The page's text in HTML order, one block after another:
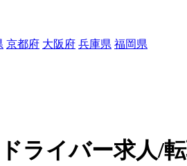
京都府 大阪府 兵庫県 福岡県
ライバー求人/